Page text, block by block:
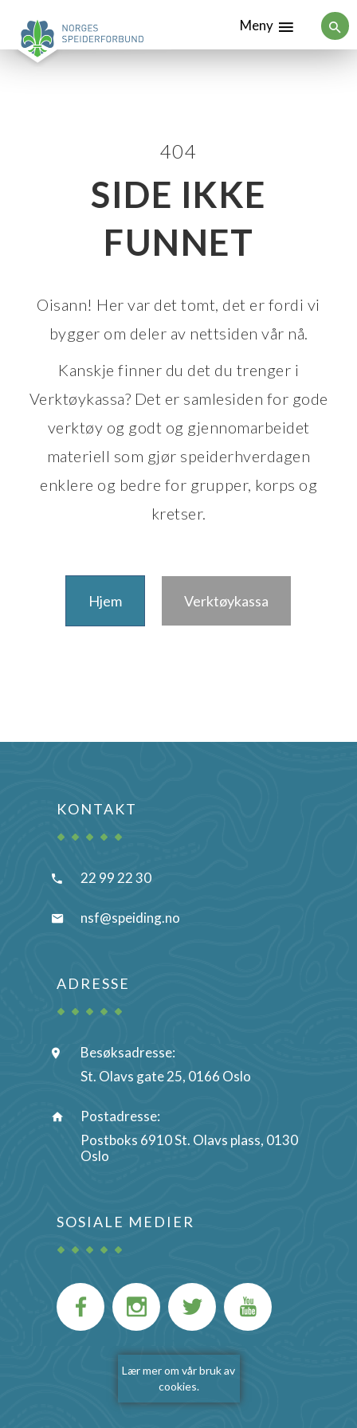
Meny
404
SIDE IKKE
FUNNET
Oisann! Her var det tomt, det er fordi vi
bygger om deler av nettsiden vår nå.
Kanskje finner du det du trenger i
Verktøykassa? Det er samlesiden for gode
verktøy og godt og gjennomarbeidet
materiell som gjør speiderhverdagen
enklere og bedre for grupper, korps og
kretser.
Hjem Verktøykassa
KONTAKT
22 99 22 30
nsf@speiding.no
ADRESSE
Besøksadresse:
St. Olavs gate 25, 0166 Oslo
Postadresse:
Postboks 6910 St. Olavs plass, 0130
Oslo
SOSIALE MEDIER
Lær mer om vår bruk av
cookies.